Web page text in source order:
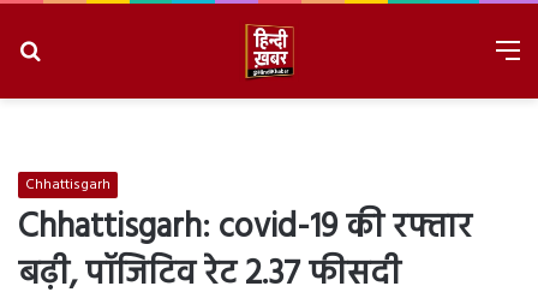
Chhattisgarh
Chhattisgarh: covid-19 की रफ्तार
बढ़ी, पॉजिटिव रेट 2.37 फीसदी